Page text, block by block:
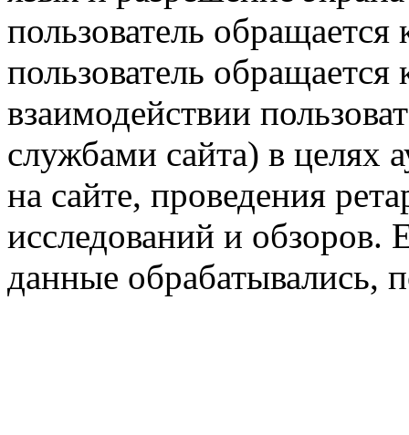
пользователь обращается
пользователь обращается
взаимодействии
службами сайта) в целях
на сайте, проведения
исследований и обзоров.
данные обрабатывались,